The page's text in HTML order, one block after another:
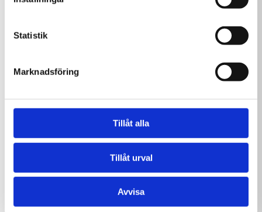
Statistik
Marknadsföring
Tillåt alla
Tillåt urval
Avvisa
995,00kr 249,00kr